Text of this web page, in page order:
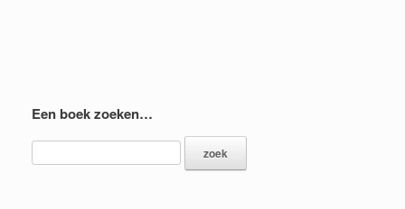
Een boek zoeken…